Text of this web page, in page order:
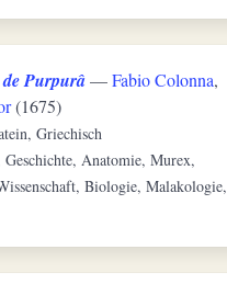
Purpurâ—Fabio Colonna,
(1675)
Griechisch
Anatomie, Murex,
Biologie, Malakologie,